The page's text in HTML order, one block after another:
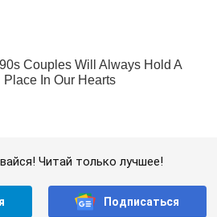
Читай только лучшее!
Подписаться